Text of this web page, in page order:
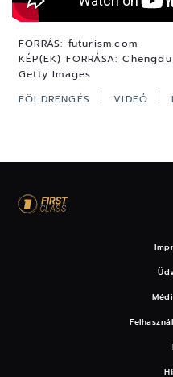
FORRÁS: futurism.com
KÉP(EK) FORRÁSA:
Getty Images
FÖLDRENGÉS
VIDEÓ